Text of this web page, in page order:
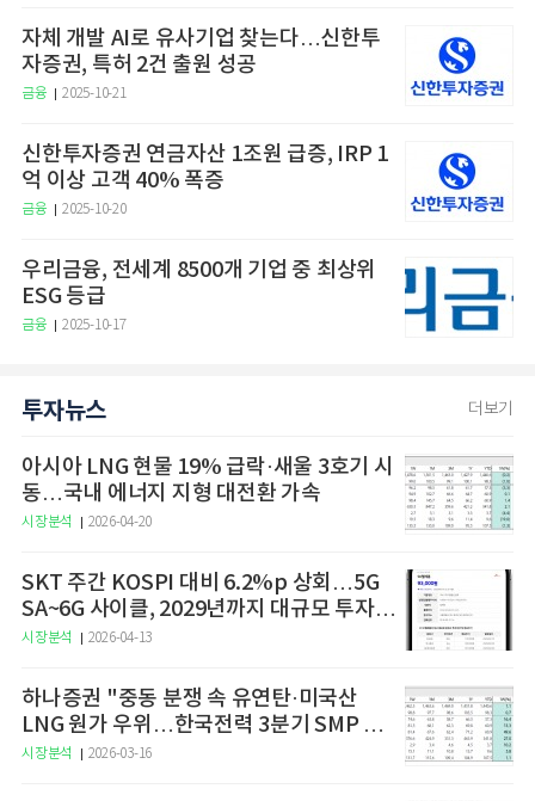
자체 개발 AI로 유사기업 찾는다…신한투
자증권, 특허 2건 출원 성공
금융 2025-10-21
신한투자증권 연금자산 1조원 급증, IRP 1
억 이상 고객 40% 폭증
금융 2025-10-20
우리금융, 전세계 8500개 기업 중 최상위
ESG 등급
금융 2025-10-17
투자뉴스 더보기
아시아 LNG 현물 19% 급락·새울 3호기 시
동…국내 에너지 지형 대전환 가속
시장분석 2026-04-20
SKT 주간 KOSPI 대비 6.2%p 상회…5G
SA~6G 사이클, 2029년까지 대규모 투자
예고
시장분석 2026-04-13
하나증권 "중동 분쟁 속 유연탄·미국산
LNG 원가 우위…한국전력 3분기 SMP 상
승 전망"
시장분석 2026-03-16